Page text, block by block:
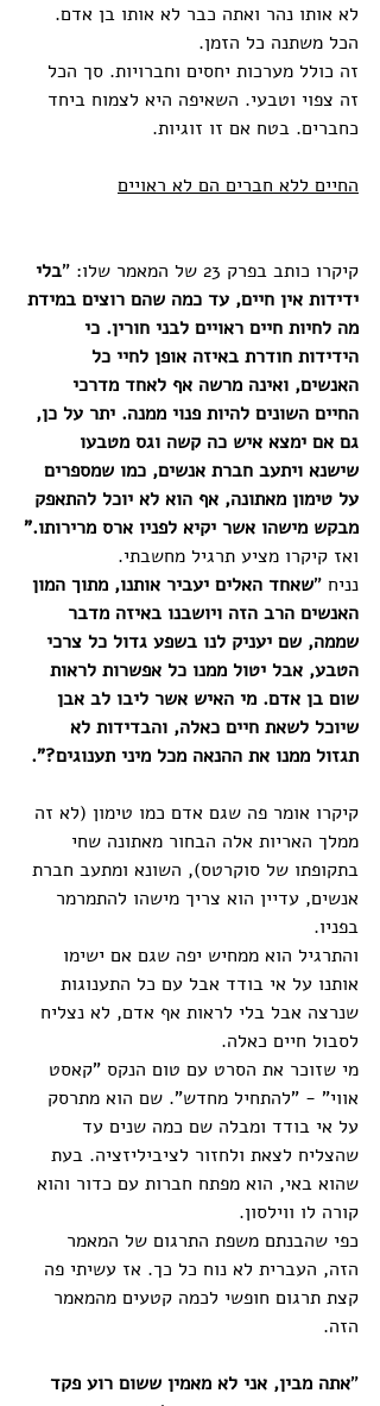
לא אותו נהר ואתה כבר לא אותו בן אדם.
הכל משתנה כל הזמן.
זה כולל מערכות יחסים וחברויות. סך הכל
זה צפוי וטבעי. השאיפה היא לצמוח ביחד
כחברים. בטח אם זו זוגיות.
החיים ללא חברים הם לא ראויים
קיקרו כותב בפרק 23 של המאמר שלו: "
בלי
ידידות אין חיים, עד כמה שהם רוצים במידת
מה לחיות חיים ראויים לבני חורין. כי
הידידות חודרת באיזה אופן לחיי כל
האנשים, ואינה מרשה אף לאחד מדרכי
החיים השונים להיות פנוי ממנה. יתר על כן,
גם אם ימצא איש כה קשה וגס מטבעו
שישנא ויתעב חברת אנשים, כמו שמספרים
על טימון מאתונה, אף הוא לא יוכל להתאפק
מבקש מישהו אשר יקיא לפניו ארס מרירותו."
ואז קיקרו מציע תרגיל מחשבתי.
נניח "שאחד האלים יעביר אותנו, מתוך המון
האנשים הרב הזה ויושבנו באיזה מדבר
שממה, שם יעניק לנו בשפע גדול כל צרכי
הטבע, אבל יטול ממנו כל אפשרות לראות
שום בן אדם. מי האיש אשר ליבו לב אבן
שיוכל לשאת חיים כאלה, והבדידות לא
תגזול ממנו את ההנאה מכל מיני תענוגים?".
קיקרו אומר פה שגם אדם כמו טימון (לא זה
ממלך האריות אלה הבחור מאתונה שחי
בתקופתו של סוקרטס), השונא ומתעב חברת
אנשים, עדיין הוא צריך מישהו להתמרמר
בפניו.
והתרגיל הוא ממחיש יפה שגם אם ישימו
אותנו על אי בודד אבל עם כל התענוגות
שנרצה אבל בלי לראות אף אדם, לא נצליח
לסבול חיים כאלה.
מי שזוכר את הסרט עם טום הנקס "קאסט
אווי" - "להתחיל מחדש". שם הוא מתרסק
על אי בודד ומבלה שם כמה שנים עד
שהצליח לצאת ולחזור לציביליזציה. בעת
שהוא באי, הוא מפתח חברות עם כדור והוא
קורה לו ווילסון.
כפי שהבנתם משפת התרגום של המאמר
הזה, העברית לא נוח כל כך. אז עשיתי פה
קצת תרגום חופשי לכמה קטעים מהמאמר
הזה.
"אתה מבין, אני לא מאמין ששום רוע פקד